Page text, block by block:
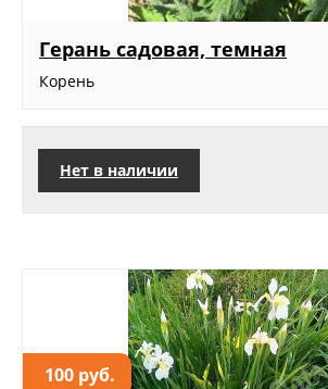
Герань садовая, темная
Корень
Нет в наличии
100 руб.